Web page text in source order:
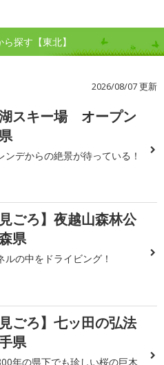
探す【東北】
2026/08/07 更新
スキー場 オープン
ンデからの絶景が待っている！
見ごろ】夜越山森林公
県
ルの中をドライビング！
見ごろ】七ッ田の弘法
県
年の県下でも珍しい桜の巨木